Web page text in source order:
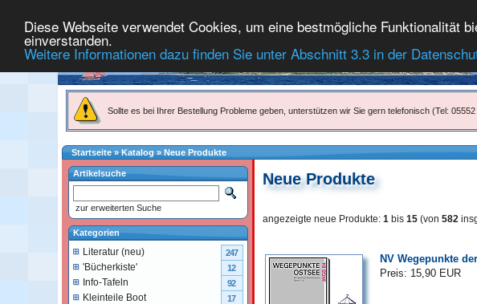
Diese Webseite verwendet Cookies, um eine bestmögliche Funktionalität
einverstanden.
Weitere Informationen dazu finden Sie unter Abschnitt 3.3 in der
Sollte es bei Ihrer Bestellung Probleme geben, unterstützen wir Sie gern telefonisch (Tel: 05552
Startseite»Katalog » Neue Produkte
Neue Produkte
angezeigte neue Produkte: 1 bis 15 (von 582
NV Wegepunkte
Preis: 15,90 EUR
Artikelsuche
zur erweiterten Suche
Kategorien
Literatur (neu) 247
'Bücherkiste' 12
Info-Tafeln 92
Kleinteile Boot 17